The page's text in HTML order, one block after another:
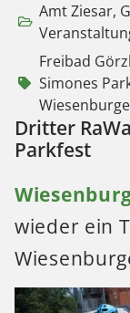
Amt Ziesar,
Freibad
Simones
Dritter
Parkfest
wieder ein